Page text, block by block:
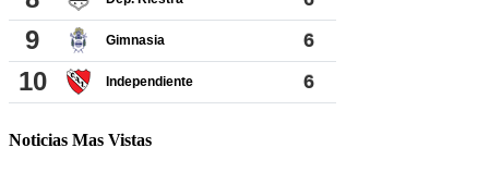
Noticias Mas Vistas